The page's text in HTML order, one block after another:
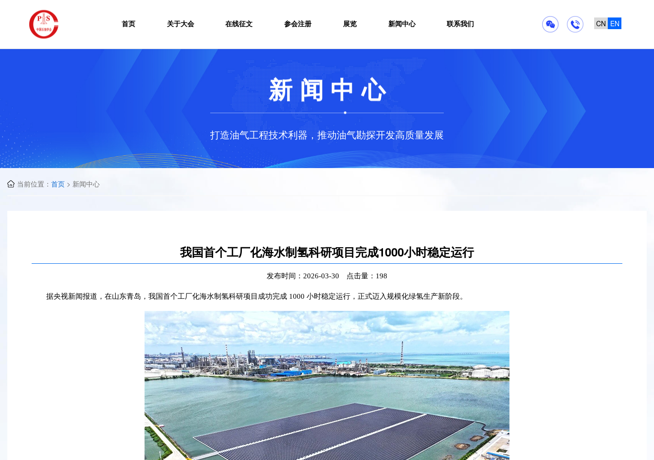
首页 关于大会 在线征文 参会注册 展览 新闻中心 联系我们 CN EN
新闻中心
打造油气工程技术利器，推动油气勘探开发高质量发展
当前位置： 首页 > 新闻中心
我国首个工厂化海水制氢科研项目完成1000小时稳定运行
发布时间： 2026-03-30 点击量：198
据央视新闻报道，在山东青岛，我国首个工厂化海水制氢科研项目成功完成 1000 小时稳定运行，正式迈入规模化绿氢生产新阶段。